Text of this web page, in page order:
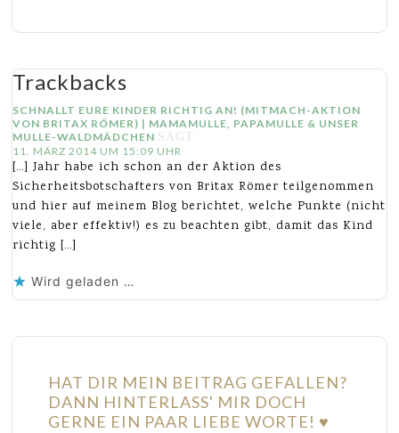
Trackbacks
SCHNALLT EURE KINDER RICHTIG AN! (MITMACH-AKTION
VON BRITAX RÖMER) | MAMAMULLE, PAPAMULLE & UNSER
MULLE-WALDMÄDCHEN SAGT:
11. MÄRZ 2014 UM 15:09 UHR
[…] Jahr habe ich schon an der Aktion des
Sicherheitsbotschafters von Britax Römer teilgenommen
und hier auf meinem Blog berichtet, welche Punkte (nicht
viele, aber effektiv!) es zu beachten gibt, damit das Kind
richtig […]
Wird geladen …
HAT DIR MEIN BEITRAG GEFALLEN?
DANN HINTERLASS' MIR DOCH
GERNE EIN PAAR LIEBE WORTE! ♥